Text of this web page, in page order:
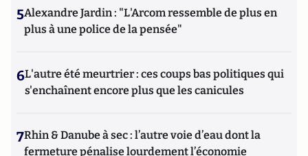
5Alexandre Jardin : "L'Arcom ressemble de plus en
plus à une police de la pensée"
6L'autre été meurtrier : ces coups bas politiques qui
s'enchaînent encore plus que les canicules
7Rhin & Danube à sec : l’autre voie d’eau dont la
fermeture pénalise lourdement l’économie